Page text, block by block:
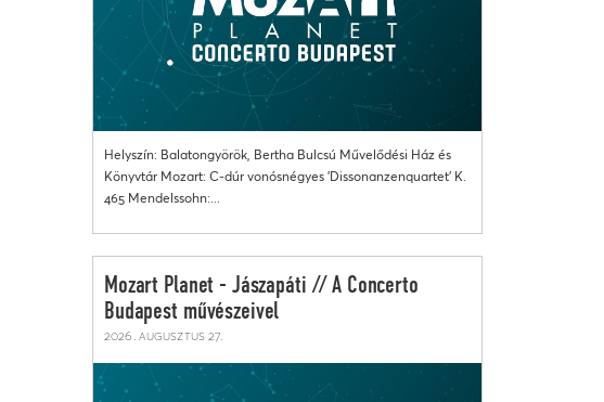
Helyszín: Balatongyörök, Bertha Bulcsú Művelődési Ház és
Könyvtár Mozart: C-dúr vonósnégyes 'Dissonanzenquartet' K.
465 Mendelssohn:...
Mozart Planet - Jászapáti // A Concerto
Budapest művészeivel
2026. augusztus 27.